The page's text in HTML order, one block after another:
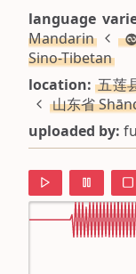
language
Mandarin
Sino-Tibetan
location:五莲
山东省
uploaded by: